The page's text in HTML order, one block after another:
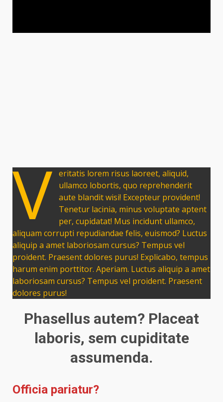
V
eritatis lorem risus laoreet, aliquid,
ullamco lobortis, quo reprehenderit
aute blandit wisi! Excepteur provident!
Tenetur lacinia, minus voluptate aptent
per, cupidatat! Mus incidunt ullamco,
aliquam corrupti repudiandae felis, euismod? Luctus
aliquip a amet laboriosam cursus? Tempus vel
proident. Praesent dolores purus! Explicabo, tempus
harum enim porttitor. Aperiam. Luctus aliquip a amet
laboriosam cursus? Tempus vel proident. Praesent
dolores purus!
Phasellus autem? Placeat
laboris, sem cupiditate
assumenda.
Officia pariatur?